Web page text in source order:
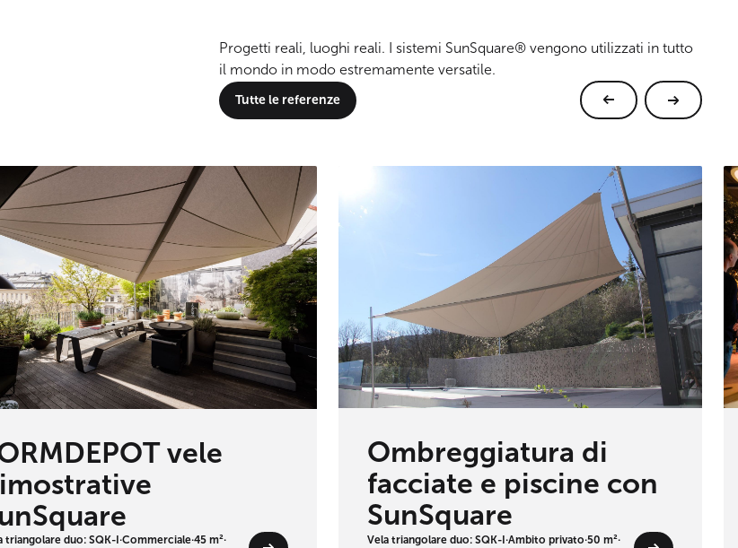
Progetti reali, luoghi reali. I sistemi SunSquare® vengono utilizzati in tutto
il mondo in modo estremamente versatile.
Tutte le referenze
vele
triangolare duo: SQK-I·Commerciale·45 m²·
Ombreggiatura di
facciate e piscine con
SunSquare
Vela triangolare duo: SQK-I·Ambito privato·50 m²·